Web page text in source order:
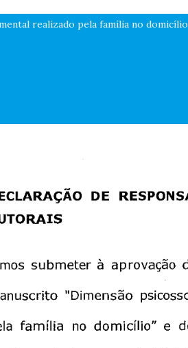
realizado pela família no domicílio